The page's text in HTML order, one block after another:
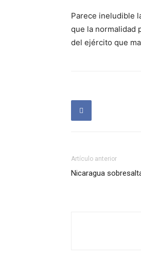
Parece ineludible
que la normalidad
del ejército que
Artículo anterior
Nicaragua